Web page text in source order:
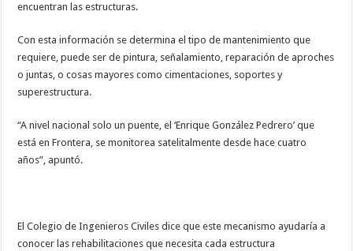
encuentran las estructuras.
Con esta información se determina el tipo de mantenimiento que
requiere, puede ser de pintura, señalamiento, reparación de aproches
o juntas, o cosas mayores como cimentaciones, soportes y
superestructura.
“A nivel nacional solo un puente, el ‘Enrique González Pedrero’ que
está en Frontera, se monitorea satelitalmente desde hace cuatro
años”, apuntó.
El Colegio de Ingenieros Civiles dice que este mecanismo ayudaría a
conocer las rehabilitaciones que necesita cada estructura